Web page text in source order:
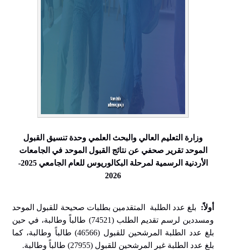
وزارة التعليم العالي والبحث العلمي وحدة تنسيق القبول
الموحد تقرير صحفي عن نتائج القبول الموحد في الجامعات
الأردنية الرسمية لمرحلة البكالوريوس للعام الجامعي 2025-
2026
أولاً: بلغ عدد الطلبة المتقدمين بطلبات صحيحة للقبول الموحد
ومسددين لرسم تقديم الطلب (74521) طالباً وطالبة، في حين
بلغ عدد الطلبة المرشحين للقبول (46566) طالباً وطالبة، كما
بلغ عدد الطلبة غير المرشحين للقبول (27955) طالباً وطالبة.